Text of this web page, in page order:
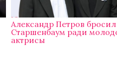
Александр Петров бросил
Старшенбаум ради
актрисы